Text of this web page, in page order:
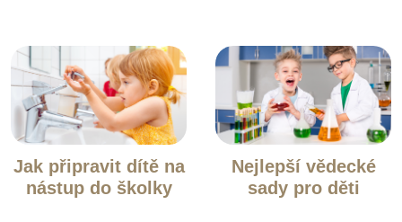
Jak připravit dítě na
nástup do školky
Nejlepší vědecké
sady pro děti